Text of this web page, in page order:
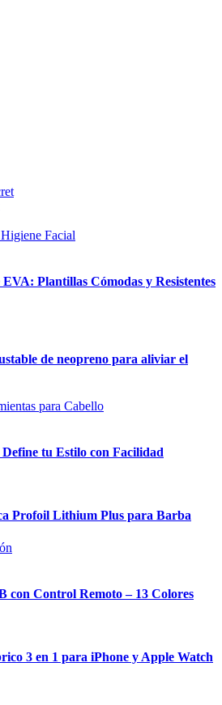
Facial
Plantillas Cómodas y Resistentes
de neopreno para aliviar el
para Cabello
tu Estilo con Facilidad
Profoil Lithium Plus para Barba
con Control Remoto – 13 Colores
3 en 1 para iPhone y Apple Watch